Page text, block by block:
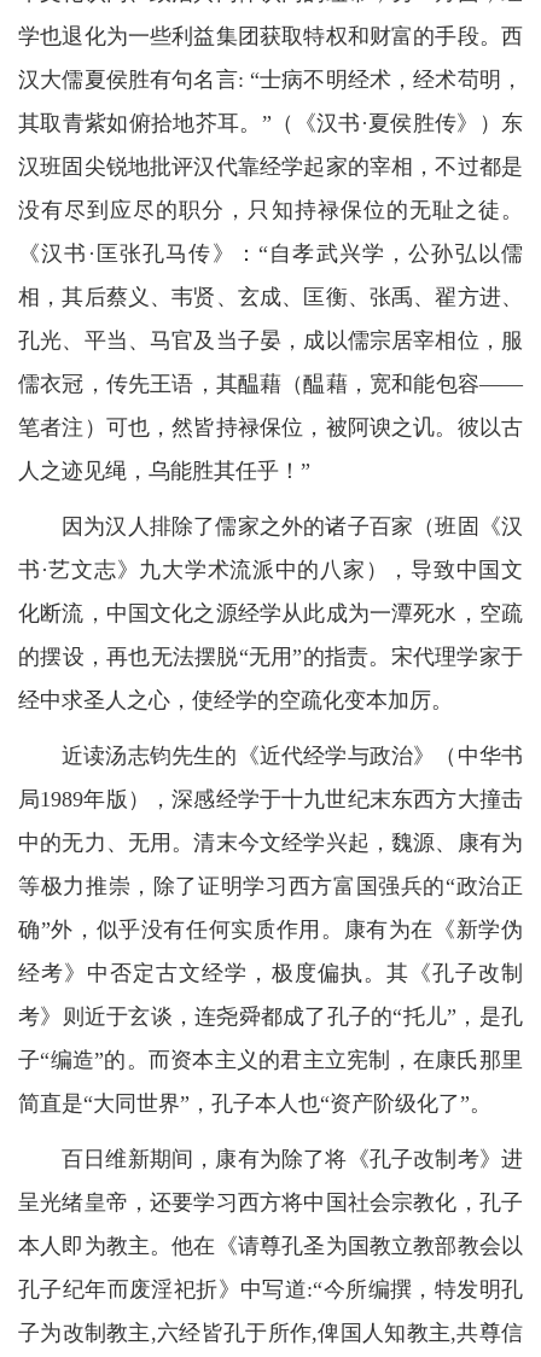
学也退化为一些利益集团获取特权和财富的手段。西
汉大儒夏侯胜有句名言: “士病不明经术，经术苟明，
其取青紫如俯拾地芥耳。”（《汉书·夏侯胜传》）东
汉班固尖锐地批评汉代靠经学起家的宰相，不过都是
没有尽到应尽的职分，只知持禄保位的无耻之徒。
《汉书·匡张孔马传》：“自孝武兴学，公孙弘以儒
相，其后蔡义、韦贤、玄成、匡衡、张禹、翟方进、
孔光、平当、马官及当子晏，成以儒宗居宰相位，服
儒衣冠，传先王语，其醖藉（醖藉，宽和能包容——
笔者注）可也，然皆持禄保位，被阿谀之讥。彼以古
人之迹见绳，乌能胜其任乎！”
因为汉人排除了儒家之外的诸子百家（班固《汉
书·艺文志》九大学术流派中的八家），导致中国文
化断流，中国文化之源经学从此成为一潭死水，空疏
的摆设，再也无法摆脱“无用”的指责。宋代理学家于
经中求圣人之心，使经学的空疏化变本加厉。
近读汤志钧先生的《近代经学与政治》（中华书
局1989年版），深感经学于十九世纪末东西方大撞击
中的无力、无用。清末今文经学兴起，魏源、康有为
等极力推崇，除了证明学习西方富国强兵的“政治正
确”外，似乎没有任何实质作用。康有为在《新学伪
经考》中否定古文经学，极度偏执。其《孔子改制
考》则近于玄谈，连尧舜都成了孔子的“托儿”，是孔
子“编造”的。而资本主义的君主立宪制，在康氏那里
简直是“大同世界”，孔子本人也“资产阶级化了”。
百日维新期间，康有为除了将《孔子改制考》进
呈光绪皇帝，还要学习西方将中国社会宗教化，孔子
本人即为教主。他在《请尊孔圣为国教立教部教会以
孔子纪年而废淫祀折》中写道:“今所编撰，特发明孔
子为改制教主,六经皆孔于所作,俾国人知教主,共尊信